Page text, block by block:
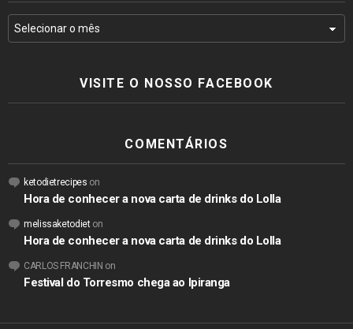
VISITE O NOSSO FACEBOOK
COMENTÁRIOS
ketodietrecipes on
Hora de conhecer a nova carta de drinks do Lolla
melissaketodieton
Hora de conhecer a nova carta de drinks do Lolla
CARLOS FRANCHIN on
Festival do Torresmo chega ao Ipiranga